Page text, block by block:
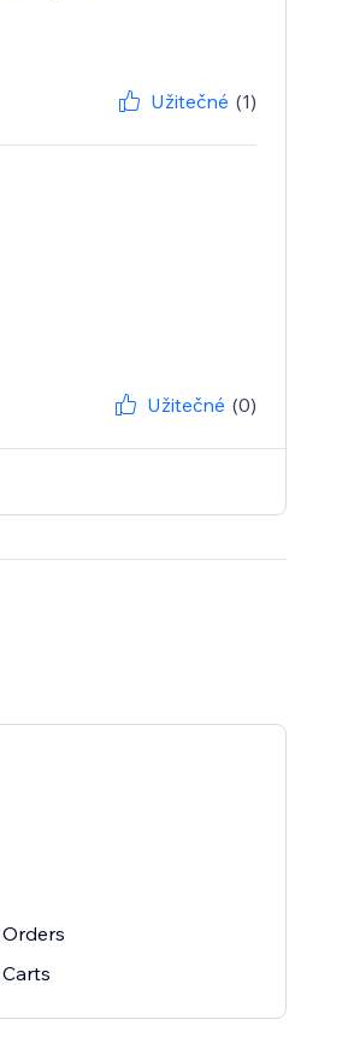
Užitečné (1)
Užitečné (0)